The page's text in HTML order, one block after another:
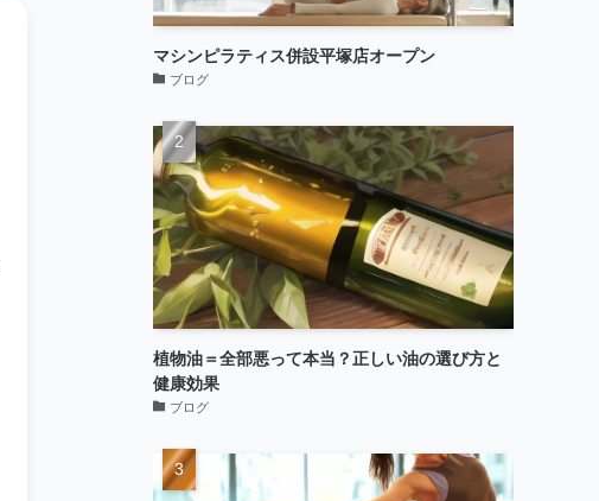
マシンピラティス併設平塚店オープン
ブログ
植物油＝全部悪って本当？正しい油の選び方と
健康効果
ブログ